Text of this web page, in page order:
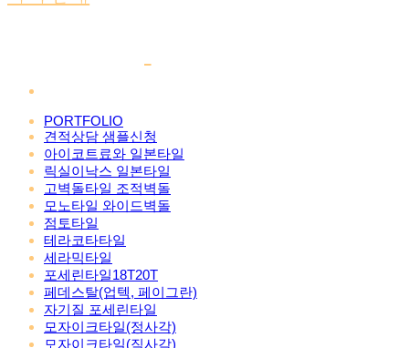
PORTFOLIO
견적상담 샘플신청
아이코트료와 일본타일
릭실이낙스 일본타일
고벽돌타일 조적벽돌
모노타일 와이드벽돌
점토타일
테라코타타일
세라믹타일
포세린타일18T20T
페데스탈(업텍, 페이그란)
자기질 포세린타일
모자이크타일(정사각)
모자이크타일(직사각)